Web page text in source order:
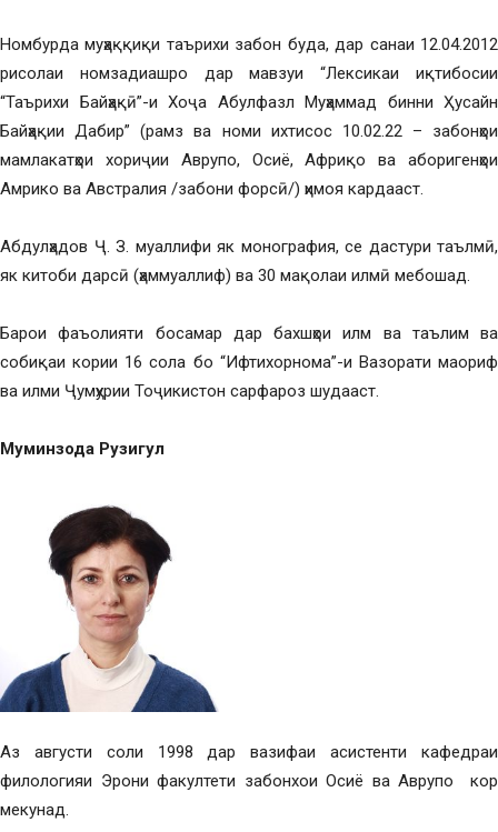
Номбурда муҳаққиқи таърихи забон буда, дар санаи 12.04.2012
рисолаи номзадиашро дар мавзуи “Лексикаи иқтибосии
“Таърихи Байҳақӣ”-и Хоҷа Абулфазл Муҳаммад бинни Ҳусайн
Байҳақии Дабир” (рамз ва номи ихтисос 10.02.22 – забонҳои
мамлакатҳои хориҷии Аврупо, Осиё, Африқо ва аборигенҳои
Амрико ва Австралия /забони форсӣ/) ҳимоя кардааст.
Абдулҳадов Ҷ. З. муаллифи як монография, се дастури таълмӣ,
як китоби дарсӣ (ҳаммуаллиф) ва 30 мақолаи илмӣ мебошад.
Барои фаъолияти босамар дар бахшҳои илм ва таълим ва
собиқаи кории 16 сола бо “Ифтихорнома”-и Вазорати маориф
ва илми Ҷумҳурии Тоҷикистон сарфароз шудааст.
Муминзода Рузигул
Аз августи соли 1998 дар вазифаи асистенти кафедраи
филологияи Эрони факултети забонхои Осиё ва Аврупо кор
мекунад.